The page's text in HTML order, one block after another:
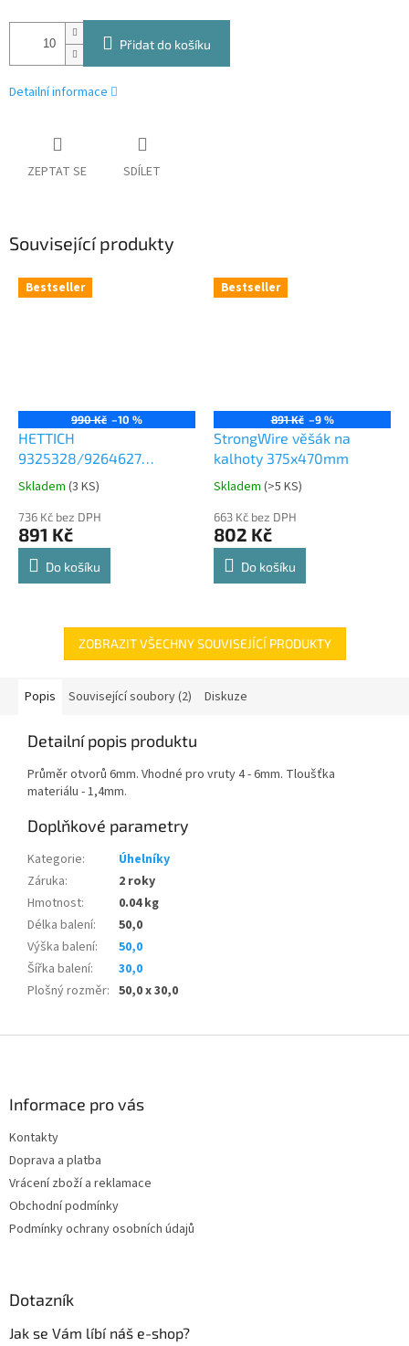
Přidat do košíku
Detailní informace
ZEPTAT SE SDÍLET
Související produkty
Bestseller
990 Kč –10 %
HETTICH
9325328/9264627
Comfort Spin 360° otočná
police 8kg
Průměrné
produktu
je
4,8
Skladem (3 KS)
736 Kč bez DPH
891 Kč
Do košíku
Bestseller
891 Kč –9 %
StrongWire věšák na
kalhoty 375x470mm
Průměrné
produktu
je
4,8
Skladem (>5 KS)
663 Kč bez DPH
802 Kč
Do košíku
ZOBRAZIT VŠECHNY SOUVISEJÍCÍ PRODUKTY
Popis Související soubory (2) Diskuze
Detailní popis produktu
Průměr otvorů 6mm. Vhodné pro vruty 4 - 6mm. Tloušťka
materiálu - 1,4mm.
Doplňkové parametry
Kategorie:
Úhelníky
Záruka:
2 roky
Hmotnost:
0.04 kg
Délka balení:
50,0
Výška balení:
50,0
Šířka balení:
30,0
Plošný rozměr: 50,0 x 30,0
Informace pro vás
Kontakty
Doprava a platba
Vrácení zboží a reklamace
Obchodní podmínky
Podmínky ochrany osobních údajů
Dotazník
Jak se Vám líbí náš e-shop?